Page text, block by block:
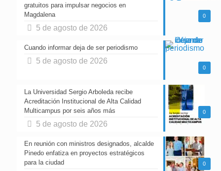
0
gratuitos para impulsar negocios en
Magdalena
5 de agosto de 2026
0
Cuando informar deja de ser periodismo
5 de agosto de 2026
0
La Universidad Sergio Arboleda recibe
Acreditación Institucional de Alta Calidad
Multicampus por seis años más
5 de agosto de 2026
0
En reunión con ministros designados, alcalde
Pinedo enfatiza en proyectos estratégicos
para la ciudad